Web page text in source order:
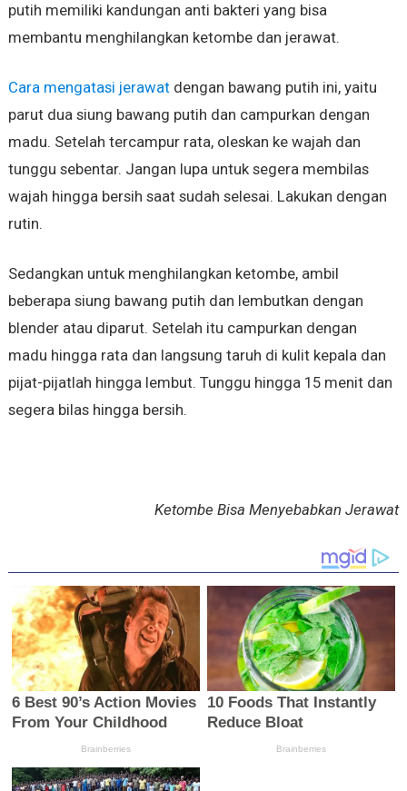
putih memiliki kandungan anti bakteri yang bisa
membantu menghilangkan ketombe dan jerawat.
Cara mengatasi jerawatdengan bawang putih ini, yaitu
parut dua siung bawang putih dan campurkan dengan
madu. Setelah tercampur rata, oleskan ke wajah dan
tunggu sebentar. Jangan lupa untuk segera membilas
wajah hingga bersih saat sudah selesai. Lakukan dengan
rutin.
Sedangkan untuk menghilangkan ketombe, ambil
beberapa siung bawang putih dan lembutkan dengan
blender atau diparut. Setelah itu campurkan dengan
madu hingga rata dan langsung taruh di kulit kepala dan
pijat-pijatlah hingga lembut. Tunggu hingga 15 menit dan
segera bilas hingga bersih.
Ketombe Bisa Menyebabkan Jerawat